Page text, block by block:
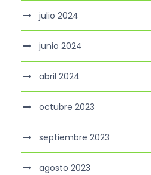
julio 2024
junio 2024
abril 2024
octubre 2023
septiembre 2023
agosto 2023